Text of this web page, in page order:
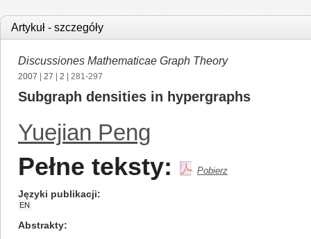
Artykuł - szczegóły
Discussiones Mathematicae Graph Theory
2007 27 2 | 281-297
Subgraph densities in hypergraphs
Yuejian Peng
Pełne teksty: Pobierz
Języki publikacji
EN
Abstrakty